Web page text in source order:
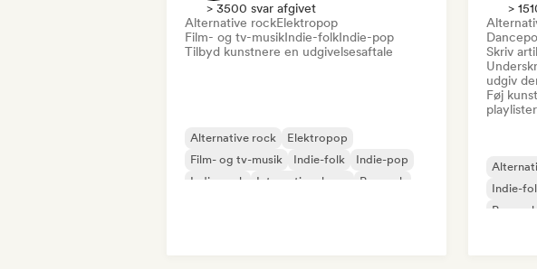
> 3500 svar afgivet
Alternative rockElektropop
Film- og tv-musikIndie-folkIndie-pop
Tilbyd kunstnere en udgivelsesaftale
Alternative rock
Elektropop
Film- og tv-musik
Indie-folk
Indie-pop
Indie-rock
International pop Poprock
>
Skriv
udgiv
Føj
playlister
Indie-
Poprock